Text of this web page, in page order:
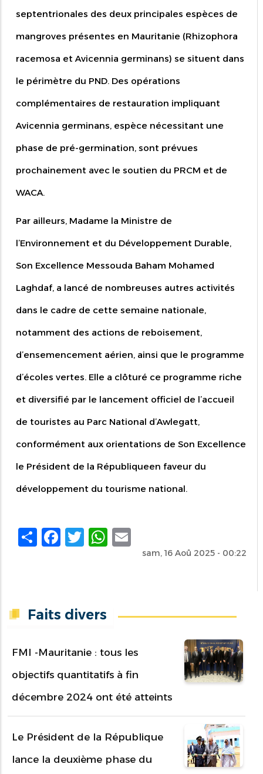
septentrionales des deux principales espèces de
mangroves présentes en Mauritanie (Rhizophora
racemosa et Avicennia germinans) se situent dans
le périmètre du PND. Des opérations
complémentaires de restauration impliquant
Avicennia germinans, espèce nécessitant une
phase de pré-germination, sont prévues
prochainement avec le soutien du PRCM et de
WACA.
Par ailleurs, Madame la Ministre de
l’Environnement et du Développement Durable,
Son Excellence Messouda Baham Mohamed
Laghdaf, a lancé de nombreuses autres activités
dans le cadre de cette semaine nationale,
notamment des actions de reboisement,
d’ensemencement aérien, ainsi que le programme
d’écoles vertes. Elle a clôturé ce programme riche
et diversifié par le lancement officiel de l’accueil
de touristes au Parc National d’Awlegatt,
conformément aux orientations de Son Excellence
le Président de la Républiqueen faveur du
développement du tourisme national.
ShareFacebook
Twitter
WhatsApp
sam, 16 Aoû 2025 - 00:22
Faits divers
FMI -Mauritanie : tous les
objectifs quantitatifs à fin
décembre 2024 ont été atteints
Le Président de la République
lance la deuxième phase du